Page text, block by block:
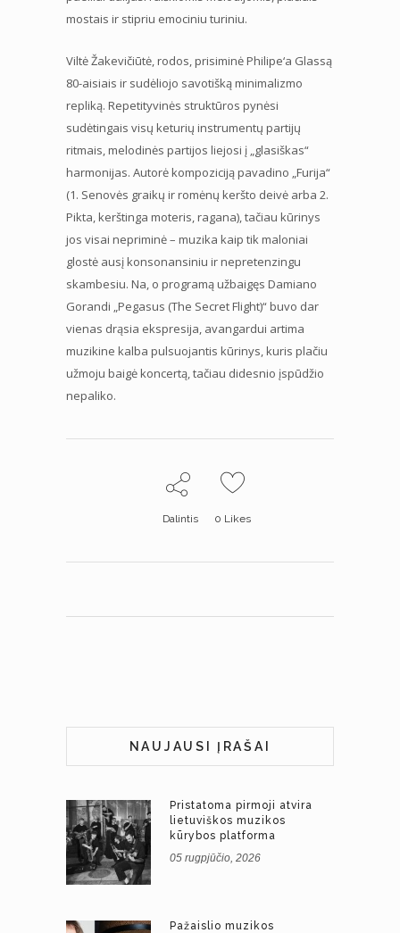
mostais ir stipriu emociniu turiniu.
Viltė Žakevičiūtė, rodos, prisiminė Philipe‘a Glassą
80-aisiais ir sudėliojo savotišką minimalizmo
repliką. Repetityvinės struktūros pynėsi
sudėtingais visų keturių instrumentų partijų
ritmais, melodinės partijos liejosi į „glasiškas“
harmonijas. Autorė kompoziciją pavadino „Furija“
(1. Senovės graikų ir romėnų keršto deivė arba 2.
Pikta, kerštinga moteris, ragana), tačiau kūrinys
jos visai nepriminė – muzika kaip tik maloniai
glostė ausį konsonansiniu ir nepretenzingu
skambesiu. Na, o programą užbaigęs Damiano
Gorandi „Pegasus (The Secret Flight)“ buvo dar
vienas drąsia ekspresija, avangardui artima
muzikine kalba pulsuojantis kūrinys, kuris plačiu
užmoju baigė koncertą, tačiau didesnio įspūdžio
nepaliko.
Dalintis 0 Likes
NAUJAUSI ĮRAŠAI
Pristatoma pirmoji atvira
lietuviškos muzikos
kūrybos platforma
05 rugpjūčio, 2026
Pažaislio muzikos